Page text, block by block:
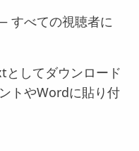
すべての視聴者に
してダウンロード
トやWordに貼り付